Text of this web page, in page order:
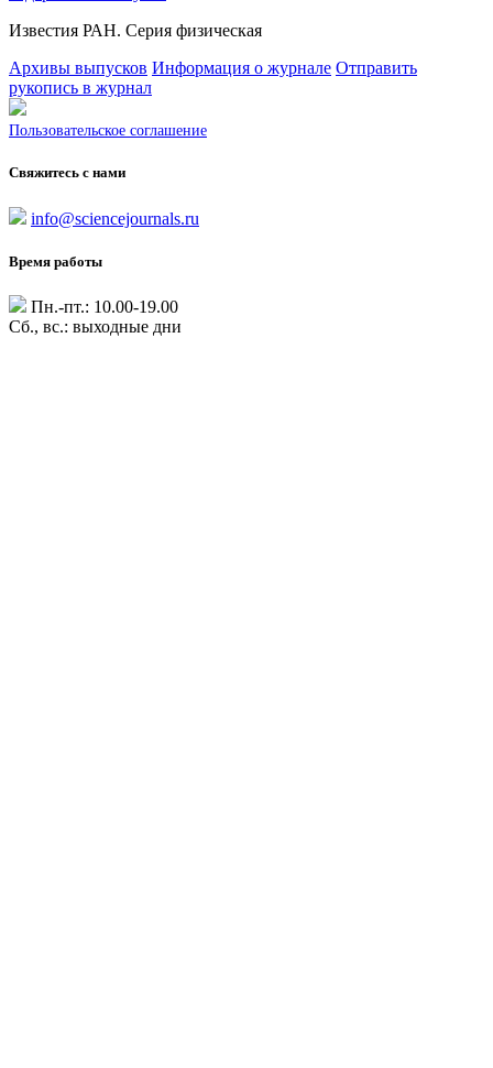
Известия РАН. Серия физическая
Архивы выпусков Информация о журнале Отправить
рукопись в журнал
Пользовательское соглашение
Свяжитесь с нами
info@sciencejournals.ru
Время работы
Пн.-пт.: 10.00-19.00
Сб., вс.: выходные дни